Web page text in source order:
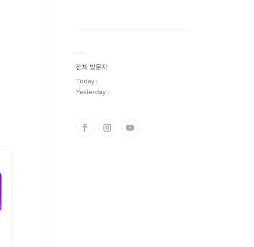
전체 방문자
Today :
Yesterday :